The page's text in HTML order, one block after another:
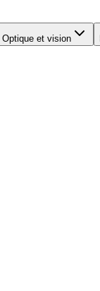
Optique et vision